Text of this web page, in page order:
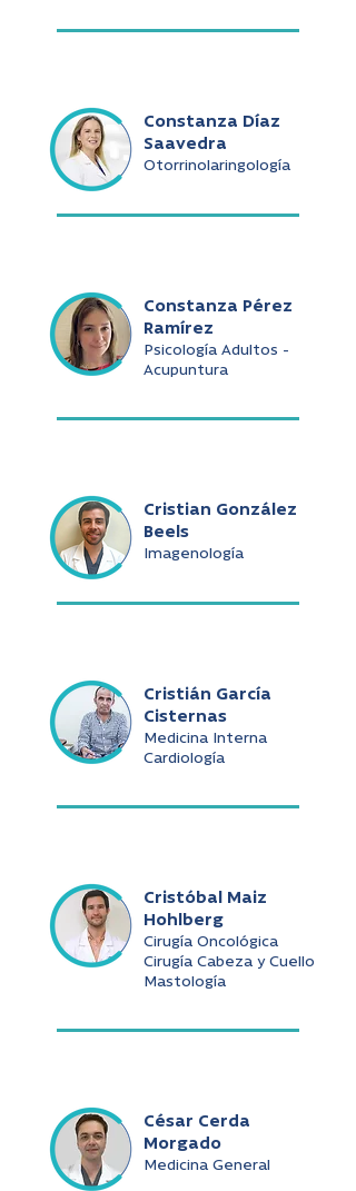
Constanza Díaz
Saavedra
Otorrinolaringología
Constanza Pérez
Ramírez
Psicología Adultos -
Acupuntura
Cristian González
Beels
Imagenología
Cristián García
Cisternas
Medicina Interna
Cardiología
Cristóbal Maiz
Hohlberg
Cirugía Oncológica
Cirugía Cabeza y Cuello
Mastología
César Cerda
Morgado
Medicina General